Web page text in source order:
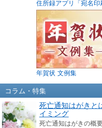
住所録アプリ「宛名印
年賀状 文例集
コラム・特集
死亡通知はがきと
イミング
死亡通知はがきの概